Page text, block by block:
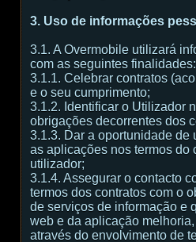
3. Uso de informações
3.1. A Overmobile utilizará
com as seguintes finalidades:
3.1.1. Celebrar contratos
e o seu cumprimento;
3.1.2. Identificar o Utilizador
obrigações decorrentes dos
3.1.3. Dar a oportunidade de
as aplicações nos termos do
utilizador;
3.1.4. Assegurar o contacto
termos dos contratos com o
de serviços de informação e
web e da aplicação
através do envolvimento de